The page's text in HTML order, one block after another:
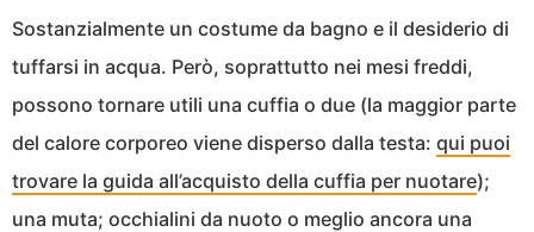
Sostanzialmente un costume da bagno e il desiderio di
tuffarsi in acqua. Però, soprattutto nei mesi freddi,
possono tornare utili una cuffia o due (la maggior parte
del calore corporeo viene disperso dalla testa: qui puoi
trovare la guida all’acquisto della cuffia per nuotare);
una muta; occhialini da nuoto o meglio ancora una